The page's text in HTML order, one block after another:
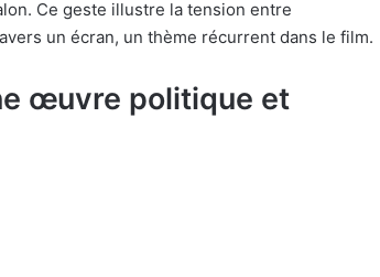
Ce geste illustre la tension entre
un écran, un thème récurrent dans le film.
œuvre politique et